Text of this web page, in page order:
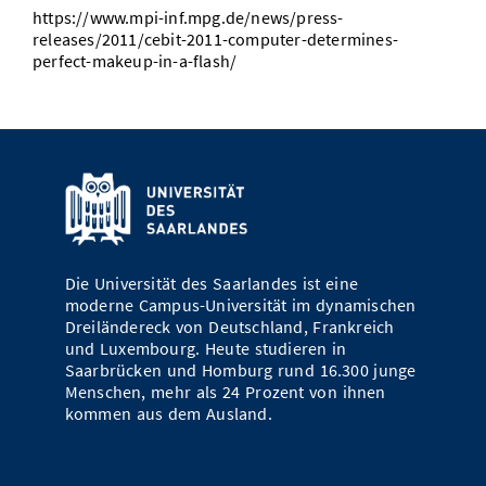
Vom Studium in den Beruf
Study Scheduler
Bibliothek
Open Science/Open Access
Start-ups
IT-Themenabend
Ranking
Preise, Auszeichnungen und Förderungen
SIC Merchandise
SIC Podcast
Anfahrt
Termine, Vorträge und Veranstaltungen
Alumni
https://www.mpi-inf.mpg.de/news/press-
releases/2011/cebit-2011-computer-determines-
perfect-makeup-in-a-flash/
Die Universität des Saarlandes ist eine
moderne Campus-Universität im dynamischen
Dreiländereck von Deutschland, Frankreich
und Luxembourg. Heute studieren in
Saarbrücken und Homburg rund 16.300 junge
Menschen, mehr als 24 Prozent von ihnen
kommen aus dem Ausland.